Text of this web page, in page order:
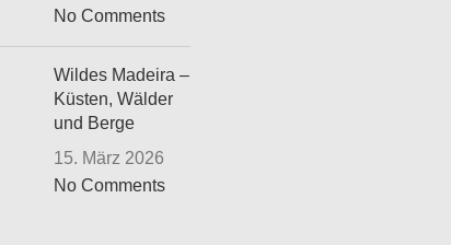
No Comments
Wildes Madeira –
Küsten, Wälder
und Berge
15. März 2026
No Comments